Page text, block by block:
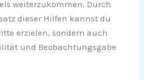
weiterzukommen. Durch
dieser Hilfen kannst du
erzielen, sondern auch
und Beobachtungsgabe